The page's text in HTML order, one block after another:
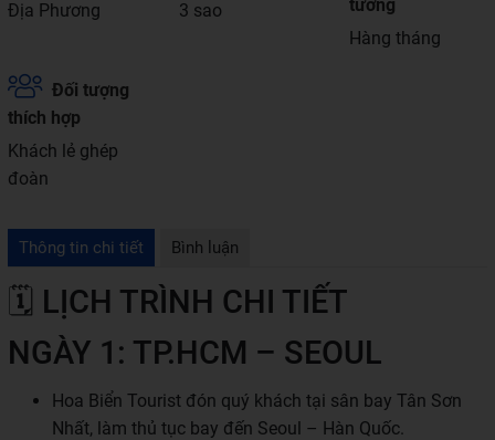
Địa Phương
3 sao
tưởng
Hàng tháng
Đối tượng
thích hợp
Khách lẻ ghép
đoàn
Thông tin chi tiết Bình luận
🗓 LỊCH TRÌNH CHI TIẾT
NGÀY 1: TP.HCM – SEOUL
Hoa Biển Tourist đón quý khách tại sân bay Tân Sơn
Nhất, làm thủ tục bay đến Seoul – Hàn Quốc.